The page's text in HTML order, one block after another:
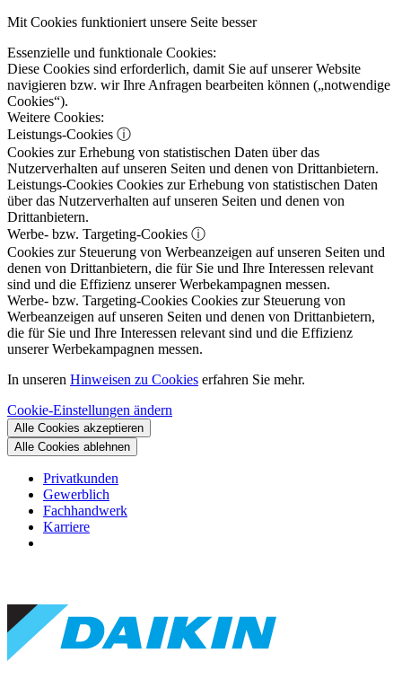
Mit Cookies funktioniert unsere Seite besser
Essenzielle und funktionale Cookies:
Diese Cookies sind erforderlich, damit Sie auf unserer Website
navigieren bzw. wir Ihre Anfragen bearbeiten können („notwendige
Cookies“).
Weitere Cookies:
Leistungs-Cookies ⓘ
Cookies zur Erhebung von statistischen Daten über das
Nutzerverhalten auf unseren Seiten und denen von Drittanbietern.
Leistungs-Cookies Cookies zur Erhebung von statistischen Daten
über das Nutzerverhalten auf unseren Seiten und denen von
Drittanbietern.
Werbe- bzw. Targeting-Cookies ⓘ
Cookies zur Steuerung von Werbeanzeigen auf unseren Seiten und
denen von Drittanbietern, die für Sie und Ihre Interessen relevant
sind und die Effizienz unserer Werbekampagnen messen.
Werbe- bzw. Targeting-Cookies Cookies zur Steuerung von
Werbeanzeigen auf unseren Seiten und denen von Drittanbietern,
die für Sie und Ihre Interessen relevant sind und die Effizienz
unserer Werbekampagnen messen.
In unseren Hinweisen zu Cookies erfahren Sie mehr.
Cookie-Einstellungen ändern
Alle Cookies akzeptieren
Alle Cookies ablehnen
Privatkunden
Gewerblich
Fachhandwerk
Karriere